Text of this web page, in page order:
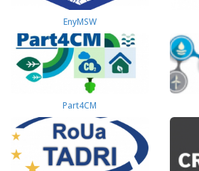
EnyMSW
Part4СМ